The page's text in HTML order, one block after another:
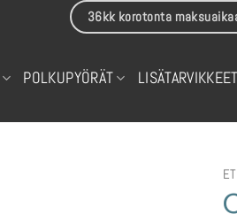
36kk korotonta
POLKUPYÖRÄT LISÄTARVIKKEET